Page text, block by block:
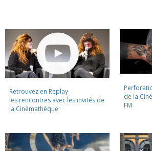
Retrouvez en Replay
les rencontres avec les invités de
la Cinémathèque
de la
FM